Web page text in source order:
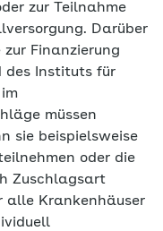
zur Teilnahme
Darüber
Finanzierung
des Instituts für
müssen
sie beispielsweise
oder die
Zuschlagsart
alle Krankenhäuser